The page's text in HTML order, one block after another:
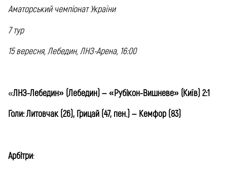
Аматорський чемпіонат України
7 тур
15 вересня, Лебедин, ЛНЗ-Арена, 16:00
«ЛНЗ-Лебедин» (Лебедин) – «Рубікон-Вишневе» (Київ) 2:1
Голи: Литовчак (26), Грицай (47, пен.) – Кемфор (83)
Арбітри: